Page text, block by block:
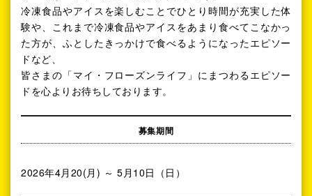
冷凍食品やアイスを楽しむことでひとり時間が充実した体
験や、これまで冷凍食品やアイスをあまり食べてこなかっ
た方が、ふとしたきっかけで食べるようになったエピソー
ドなど、
皆さまの「マイ・フローズンライフ」にまつわるエピソー
ドを心よりお待ちしております。
募集期間
2026年4月20(月) ～ 5月10日（日）